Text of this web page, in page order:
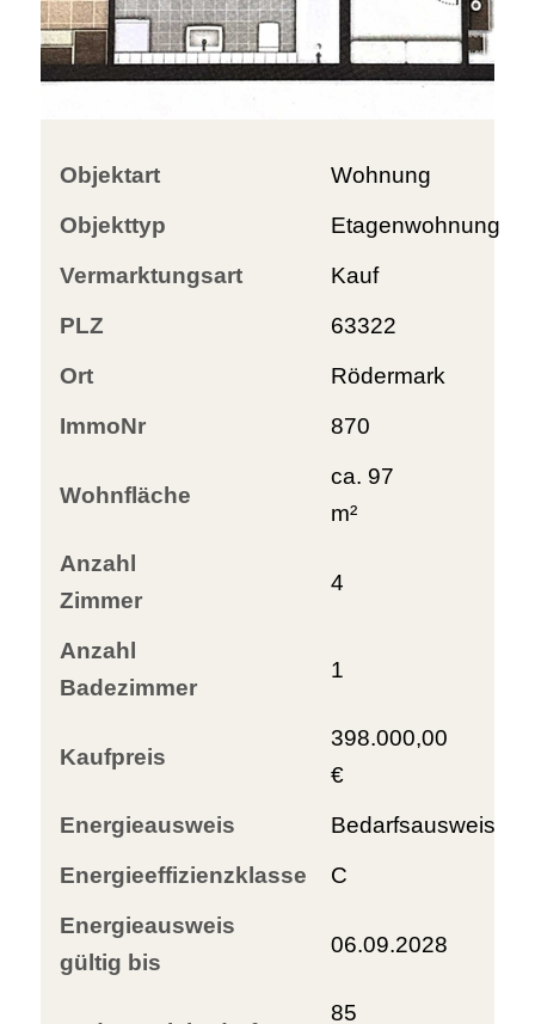
Objektart
Wohnung
Objekttyp
Etagenwohnung
Vermarktungsart
Kauf
PLZ
63322
Ort
Rödermark
ImmoNr
870
Wohnfläche
ca. 97
m²
Anzahl
Zimmer
4
Anzahl
Badezimmer
1
Kaufpreis
398.000,00
€
Energieausweis
Bedarfsausweis
Energieeffizienzklasse
C
Energieausweis
gültig bis
06.09.2028
85